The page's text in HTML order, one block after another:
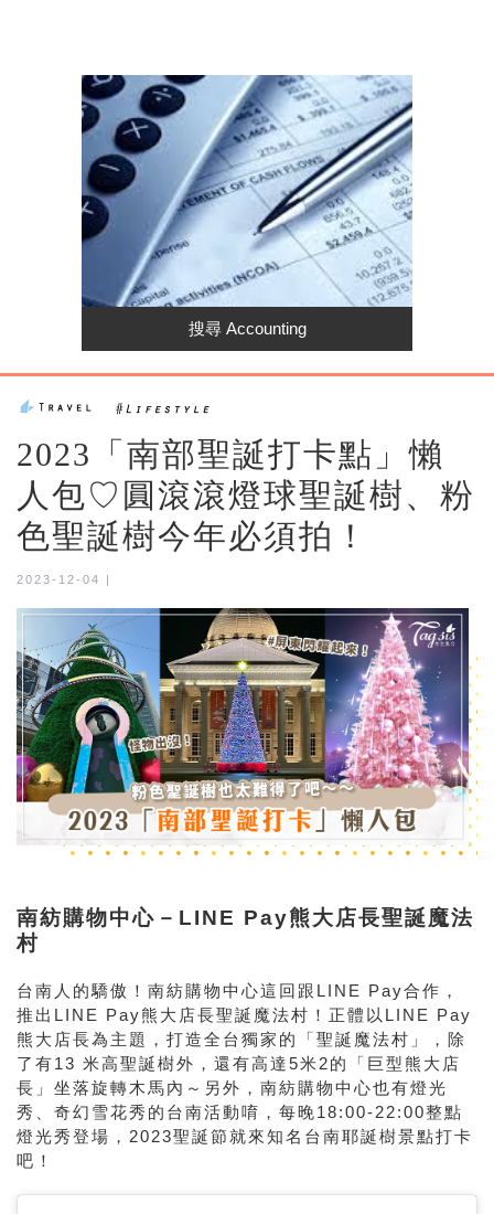
2023「南部聖誕打卡點」懶
人包♡圓滾滾燈球聖誕樹、粉
色聖誕樹今年必須拍！
2023-12-04 |
南紡購物中心－LINE Pay熊大店長聖誕魔法
村
台南人的驕傲！南紡購物中心這回跟LINE Pay合作，
推出LINE Pay熊大店長聖誕魔法村！正體以LINE Pay
熊大店長為主題，打造全台獨家的「聖誕魔法村」，除
了有13 米高聖誕樹外，還有高達5米2的「巨型熊大店
長」坐落旋轉木馬內～另外，南紡購物中心也有燈光
秀、奇幻雪花秀的台南活動唷，每晚18:00-22:00整點
燈光秀登場，2023聖誕節就來知名台南耶誕樹景點打卡
吧！